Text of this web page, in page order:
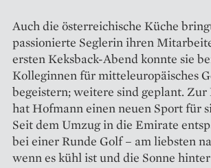
Auch die österreichische Küche
passionierte Seglerin ihren
ersten Keksback-Abend konnte sie
Kolleginnen für mitteleuropäisches
begeistern; weitere sind geplant. Zur
hat Hofmann einen neuen Sport für
Seit dem Umzug in die Emirate
bei einer Runde Golf – am liebsten
wenn es kühl ist und die Sonne